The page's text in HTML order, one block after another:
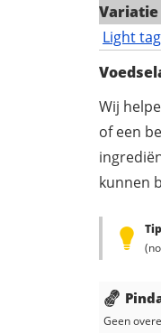
Variatie
Light
Wij
of een
kunnen
Geen